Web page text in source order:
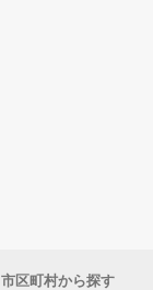
市区町村から探す